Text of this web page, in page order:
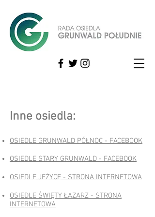
Inne osiedla:
OSIEDLE GRUNWALD PÓŁNOC - FACEBOOK
OSIEDLE STARY GRUNWALD - FACEBOOK
OSIEDLE JEŻYCE - STRONA INTERNETOWA
OSIEDLE ŚWIĘTY ŁAZARZ - STRONA
INTERNETOWA